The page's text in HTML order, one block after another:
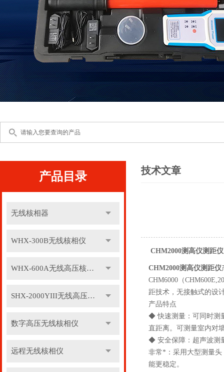
产品目录
无线核相器
WHX-300B无线核相仪
WHX-600A无线高压核相仪
SHX-2000YIII无线高压核相仪
数字高压无线核相仪
远程无线核相仪
技术文章
CHM2000测高仪测距仪
CHM2000测高仪测距仪
CHM6000（
距技术，无接触式的设
产品特点
◆ 快速测量：可同时测
直距离。可测量室内对
◆ 安全保障：超声波测
非常*：采用大型测量头
能更稳定。